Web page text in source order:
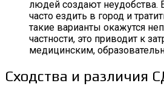
людей создают неудобства.
часто ездить в город и
такие варианты окажутся
частности, это приводит к
медицинским,
Сходства и различия